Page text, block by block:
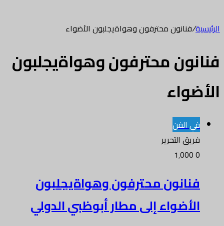
الرئيسية/فنانون محترفون وهواةيجلبون الأضواء
فنانون محترفون وهواةيجلبون
الأضواء
في الفن
فريق التحرير
0
فنانون محترفون وهواةيجلبون
الأضواء إلى مطار أبوظبي الدولي